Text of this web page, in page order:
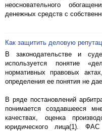
неосновательного
денежных средств с
Как защитить деловую
В законодательстве и
используется понятие
нормативных правовых
определения ее понятия не
В ряде постановлений
понимается создавшееся
качествах, оценка
юридического лица(1).